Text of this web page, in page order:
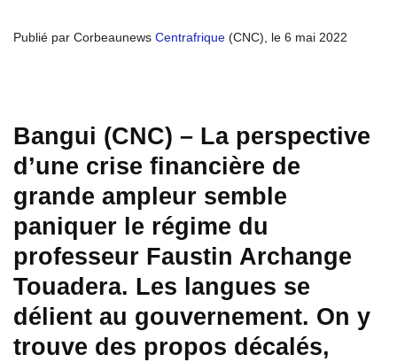
Publié par Corbeaunews Centrafrique (CNC), le 6 mai 2022
Bangui (CNC) – La perspective
d’une crise financière de
grande ampleur semble
paniquer le régime du
professeur Faustin Archange
Touadera. Les langues se
délient au gouvernement. On y
trouve des propos décalés,